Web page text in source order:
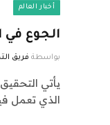
أخبار العالم
الجوع
بواسطة فريق
يأتي
الذي تعمل